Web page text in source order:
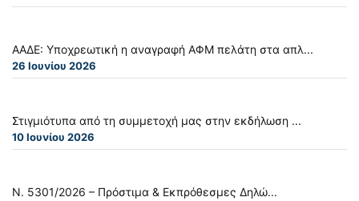
ΑΑΔΕ: Υποχρεωτική η αναγραφή ΑΦΜ πελάτη στα απλ...
26 Ιουνίου 2026
Στιγμιότυπα από τη συμμετοχή μας στην εκδήλωση ...
10 Ιουνίου 2026
Ν. 5301/2026 – Πρόστιμα & Εκπρόθεσμες Δηλώ...